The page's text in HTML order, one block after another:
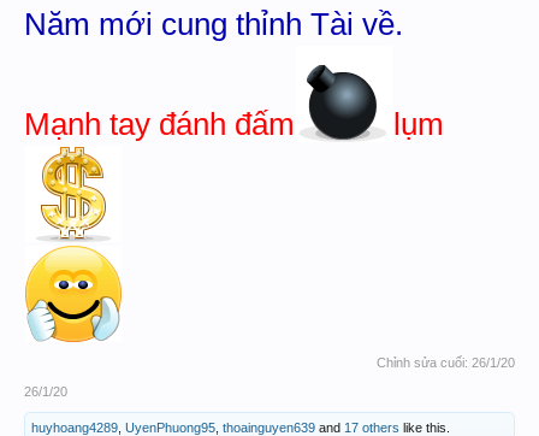
Năm mới cung thỉnh Tài về.
Mạnh tay đánh đấm lụm
Chỉnh sửa cuối: 26/1/20
26/1/20
huyhoang4289 UyenPhuong95 thoainguyen639 and 17 others like this.